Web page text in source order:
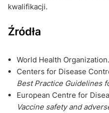
kwalifikacji.
Źródła
World Health Organization.
Centers for Disease
Best Practice Guidelines
European Centre for
Vaccine safety and